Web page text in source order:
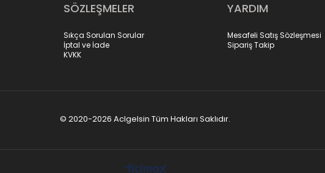
SÖZLEŞMELER
Sıkça Sorulan Sorular
İptal ve İade
KVKK
YARDIM
Mesafeli Satış Sözleşmesi
Sipariş Takip
© 2020-2026 Aclgelsin Tüm Hakları Saklıdır.